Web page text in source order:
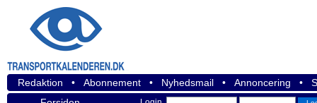
Redaktion • Abonnement • Nyhedsmail • Annoncering •